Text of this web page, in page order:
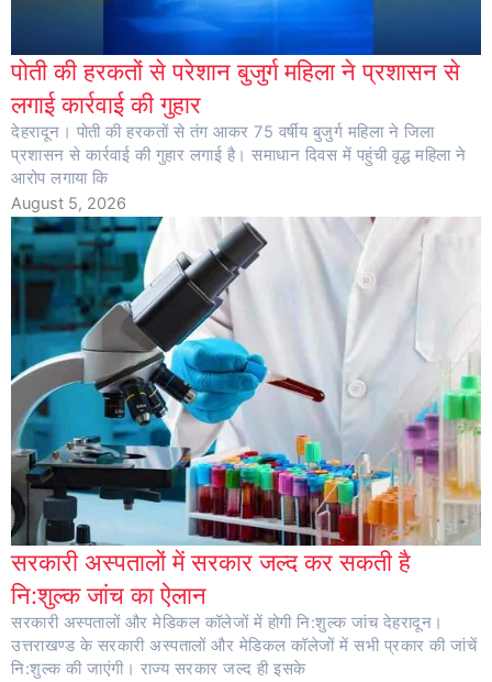
पोती की हरकतों से परेशान बुजुर्ग महिला ने प्रशासन से
लगाई कार्रवाई की गुहार
देहरादून। पोती की हरकतों से तंग आकर 75 वर्षीय बुजुर्ग महिला ने जिला
प्रशासन से कार्रवाई की गुहार लगाई है। समाधान दिवस में पहुंची वृद्ध महिला ने
आरोप लगाया कि
August 5, 2026
सरकारी अस्पतालों में सरकार जल्द कर सकती है
नि:शुल्क जांच का ऐलान
सरकारी अस्पतालों और मेडिकल कॉलेजों में होगी नि:शुल्क जांच देहरादून।
उत्तराखण्ड के सरकारी अस्पतालों और मेडिकल कॉलेजों में सभी प्रकार की जांचें
नि:शुल्क की जाएंगी। राज्य सरकार जल्द ही इसके